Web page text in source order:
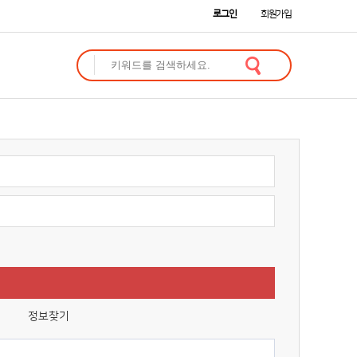
회원가입
로그인
정보찾기